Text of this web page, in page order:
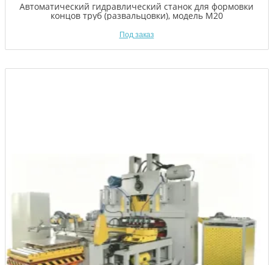
Автоматический гидравлический станок для формовки
концов труб (развальцовки), модель M20
Под заказ